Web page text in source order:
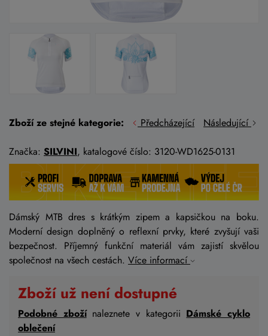
Zboží ze stejné kategorie: Předcházející Následující
Značka: SILVINI, katalogové číslo: 3120-WD1625-0131
Dámský MTB dres s krátkým zipem a kapsičkou na boku.
Moderní design doplněný o reflexní prvky, které zvyšují vaši
bezpečnost. Příjemný funkční materiál vám zajistí skvělou
společnost na všech cestách. Více informací
Zboží už není dostupné
Podobné zbožínaleznete v kategorii Dámské cyklo
oblečení